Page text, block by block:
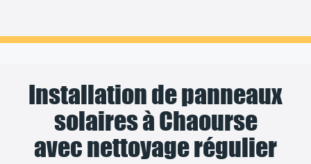
Installation de panneaux
solaires à Chaourse
avec nettoyage régulier